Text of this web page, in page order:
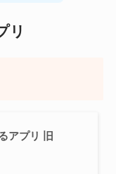
リ
アプリ 旧